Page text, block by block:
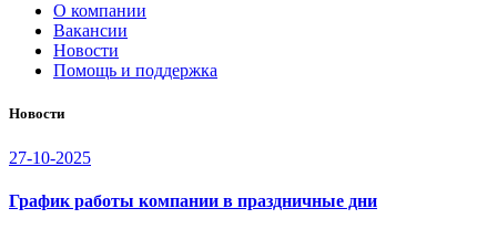
О компании
Вакансии
Новости
Помощь и поддержка
Новости
27-10-2025
График работы компании в праздничные дни